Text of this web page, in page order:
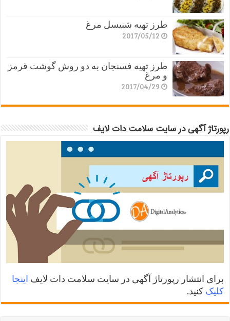
طرز تهیه شنیسل مرغ
2017/05/12
طرز تهیه فسنجان به دو روش گوشت قرمز
و مرغ
2017/04/29
رپورتاژ آگهی در سایت سلامت دات لایف
برای انتشار رپورتاژ آگهی در سایت سلامت دات لایف اینجا
کلیک کنید.